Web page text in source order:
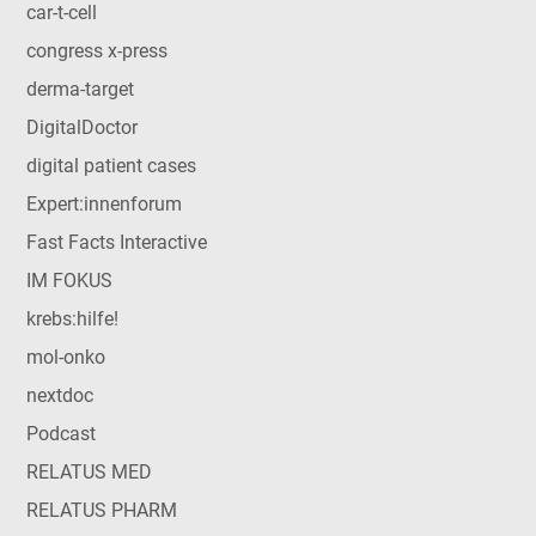
car-t-cell
congress x-press
derma-target
DigitalDoctor
digital patient cases
Expert:innenforum
Fast Facts Interactive
IM FOKUS
krebs:hilfe!
mol-onko
nextdoc
Podcast
RELATUS MED
RELATUS PHARM